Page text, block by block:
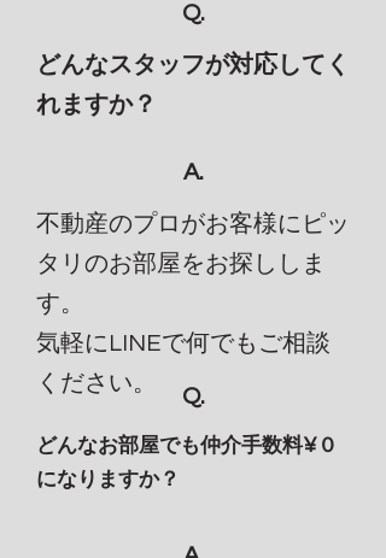
Q.
どんなスタッフが対応してく
れますか？
A.
不動産のプロがお客様にピッ
タリのお部屋をお探ししま
す。
​気軽にLINEで何でもご相談
ください。
Q.
どんなお部屋でも仲介手数料¥０
になりますか？